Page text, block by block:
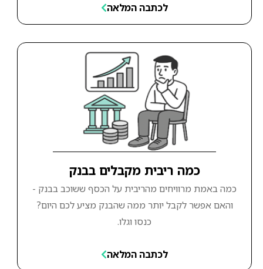
לכתבה המלאה
כמה ריבית מקבלים בבנק
כמה באמת מרוויחים מהריבית על הכסף ששוכב בבנק -
והאם אפשר לקבל יותר ממה שהבנק מציע לכם היום?
כנסו וגלו.
לכתבה המלאה